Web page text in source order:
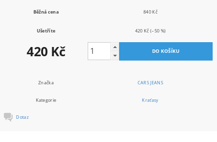
Běžná cena 840 Kč
Ušetříte 420 Kč (–50 %)
420 Kč
Značka CARS JEANS
Kategorie Kraťasy
Dotaz